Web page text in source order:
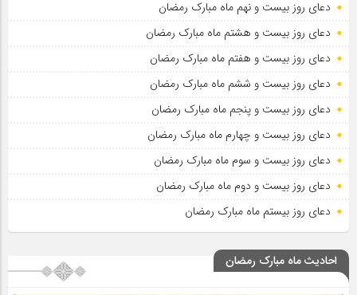
دعای روز بیست و نهم ماه مبارک رمضان
دعای روز بیست و هشتم ماه مبارک رمضان
دعای روز بیست و هفتم ماه مبارک رمضان
دعای روز بیست و ششم ماه مبارک رمضان
دعای روز بیست و پنجم ماه مبارک رمضان
دعای روز بیست و چهارم ماه مبارک رمضان
دعای روز بیست و سوم ماه مبارک رمضان
دعای روز بیست و دوم ماه مبارک رمضان
دعای روز بیستم ماه مبارک رمضان
احادیث ماه مبارک رمضان